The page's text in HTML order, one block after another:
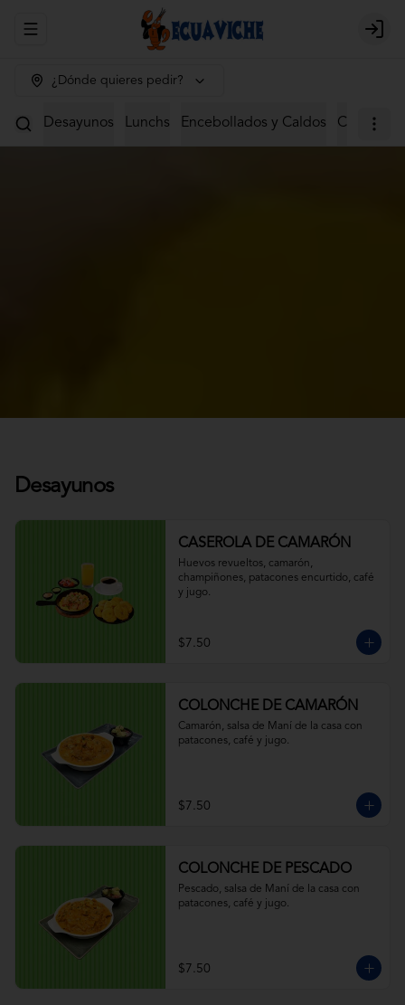
Abrir menu de navegación Login
¿Dónde quieres pedir?
Desayunos Lunchs Encebollados y Caldos Ceviches
Desayunos
CASEROLA DE CAMARÓN
Huevos revueltos, camarón,
champiñones, patacones encurtido, café
y jugo.
$7.50
COLONCHE DE CAMARÓN
Camarón, salsa de Maní de la casa con
patacones, café y jugo.
$7.50
COLONCHE DE PESCADO
Pescado, salsa de Maní de la casa con
patacones, café y jugo.
$7.50